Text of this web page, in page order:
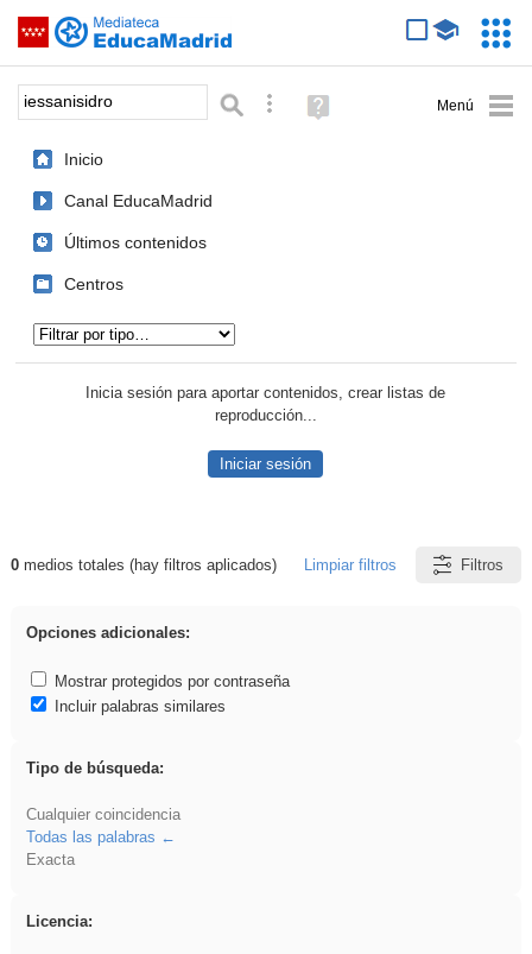
Saltar navegación
Palabra o frase: Búsqueda avanzada
Ayuda
(en
Inicio
Canal EducaMadrid
Últimos contenidos
Centros
Inicia sesión para aportar contenidos, crear listas de
reproducción...
Iniciar sesión
Resultados de: iessanisidro
0medios totales (hay filtros aplicados) Limpiar filtros Filtros
Opciones adicionales:
Mostrar protegidos por contraseña
Incluir palabras similares
Tipo de búsqueda:
Cualquier coincidencia
Todas las palabras
Exacta
Licencia: